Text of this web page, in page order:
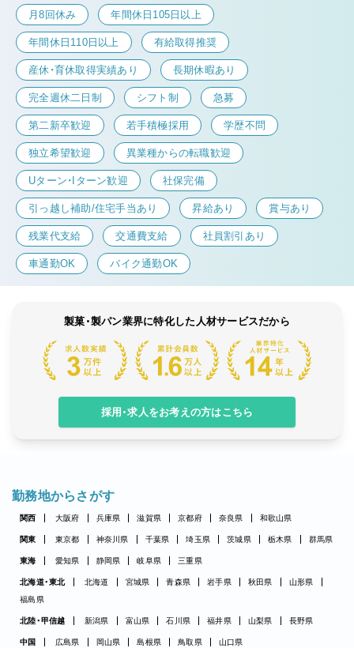
月8回休み 年間休日105日以上
年間休日110日以上 有給取得推奨
産休・育休取得実績あり 長期休暇あり
完全週休二日制 シフト制 急募
第二新卒歓迎 若手積極採用 学歴不問
独立希望歓迎 異業種からの転職歓迎
Uターン・Iターン歓迎 社保完備
引っ越し補助/住宅手当あり 昇給あり 賞与あり
残業代支給 交通費支給 社員割引あり
車通勤OK バイク通勤OK
製菓・製パン業界に特化した人材サービスだから
採用・求人をお考えの方はこちら
勤務地からさがす
関西 大阪府 兵庫県 滋賀県 京都府 奈良県 和歌山県
関東 東京都 神奈川県 千葉県 埼玉県 茨城県 栃木県 群馬県
東海 愛知県 静岡県 岐阜県 三重県
北海道・東北 北海道 宮城県 青森県 岩手県 秋田県
山形県
福島県
北陸・甲信越 新潟県 富山県 石川県 福井県 山梨県 長野県
中国 広島県 岡山県 島根県 鳥取県 山口県